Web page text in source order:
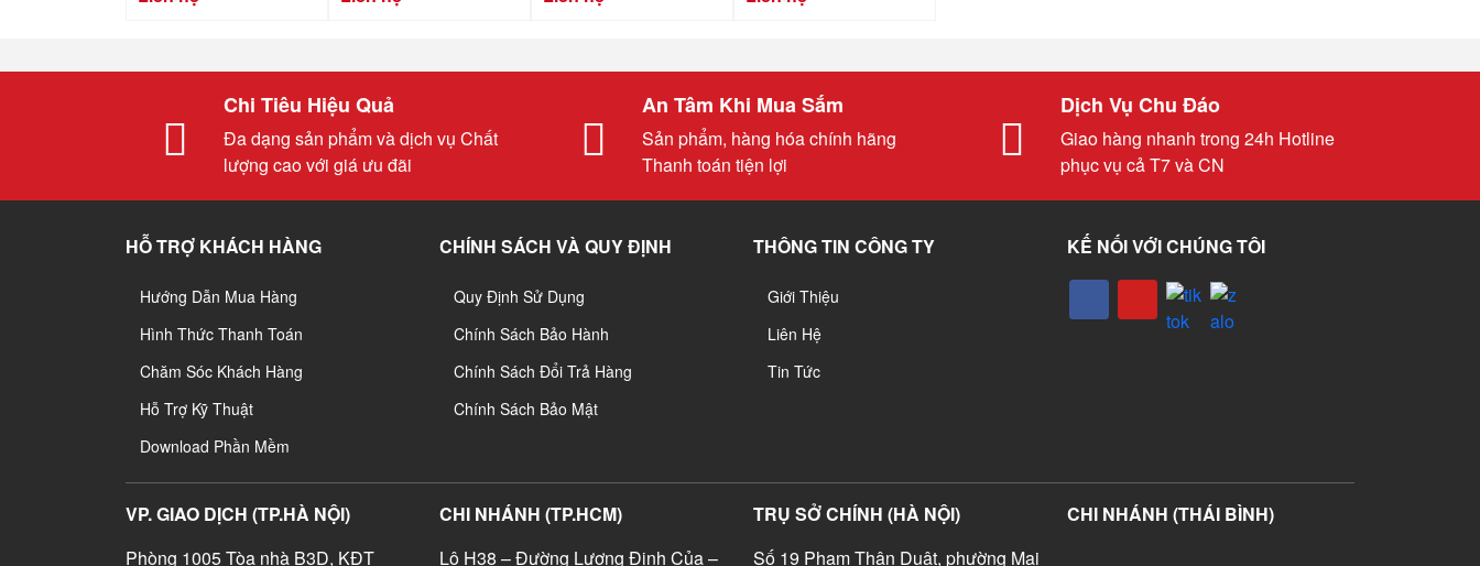
Chi Tiêu Hiệu Quả
Đa dạng sản phẩm và dịch vụ Chất
lượng cao với giá ưu đãi
An Tâm Khi Mua Sắm
Sản phẩm, hàng hóa chính hãng
Thanh toán tiện lợi
Dịch Vụ Chu Đáo
Giao hàng nhanh trong 24h Hotline
phục vụ cả T7 và CN
HỖ TRỢ KHÁCH HÀNG
Hướng Dẫn Mua Hàng
Hình Thức Thanh Toán
Chăm Sóc Khách Hàng
Hỗ Trợ Kỹ Thuật
Download Phần Mềm
CHÍNH SÁCH VÀ QUY ĐỊNH
Quy Định Sử Dụng
Chính Sách Bảo Hành
Chính Sách Đổi Trả Hàng
Chính Sách Bảo Mật
THÔNG TIN CÔNG TY
Giới Thiệu
Liên Hệ
Tin Tức
KẾ NỐI VỚI CHÚNG TÔI
VP. GIAO DỊCH (TP.HÀ NỘI)
Phòng 1005 Tòa nhà B3D, KĐT
CHI NHÁNH (TP.HCM)
Lô H38 – Đường Lương Định Của –
TRỤ SỞ CHÍNH (HÀ NỘI)
Số 19 Phạm Thận Duật, phường Mai
CHI NHÁNH (THÁI BÌNH)